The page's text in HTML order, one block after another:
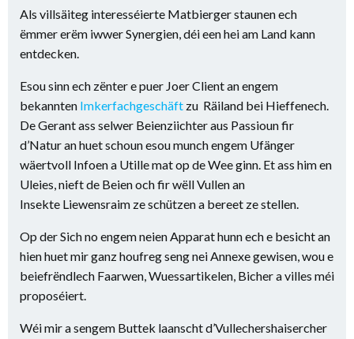
Als villsäiteg interesséierte Matbierger staunen ech
ëmmer erëm iwwer Synergien, déi een hei am Land kann
entdecken.
Esou sinn ech zënter e puer Joer Client an engem
bekannten Imkerfachgeschäft zu Räiland bei Hieffenech.
De Gerant ass selwer Beienziichter aus Passioun fir
d’Natur an huet schoun esou munch engem Ufänger
wäertvoll Infoen a Utille mat op de Wee ginn. Et ass him en
Uleies, nieft de Beien och fir wëll Vullen an
Insekte Liewensraim ze schützen a bereet ze stellen.
Op der Sich no engem neien Apparat hunn ech e besicht an
hien huet mir ganz houfreg seng nei Annexe gewisen, wou e
beiefrëndlech Faarwen, Wuessartikelen, Bicher a villes méi
proposéiert.
Wéi mir a sengem Buttek laanscht d’Vullechershaisercher